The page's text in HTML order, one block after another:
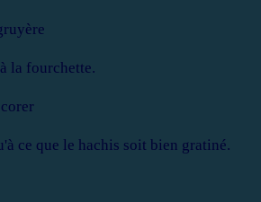
la fourchette.
ce que le hachis soit bien gratiné.